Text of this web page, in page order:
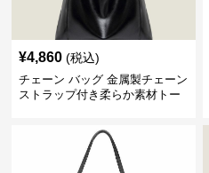
¥4,860 (税込)
チェーン バッグ 金属製チェーン
ストラップ付き柔らか素材トー